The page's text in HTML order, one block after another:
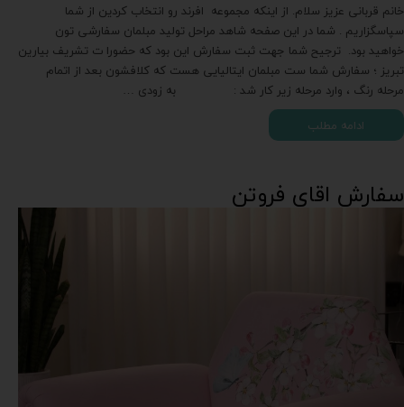
خانم قربانی عزیز سلام. از اینکه مجموعه افرند رو انتخاب کردین از شما
سپاسگزاریم . شما در این صفحه شاهد مراحل تولید مبلمان سفارشی تون
خواهید بود. ترجیح شما جهت ثبت سفارش این بود که حضورا ت تشریف بیارین
تبریز ؛ سفارش شما ست مبلمان ایتالیایی هست که کلافشون بعد از اتمام
مرحله رنگ ، وارد مرحله زیر کار شد : به زودی …
ادامه مطلب
سفارش اقای فروتن